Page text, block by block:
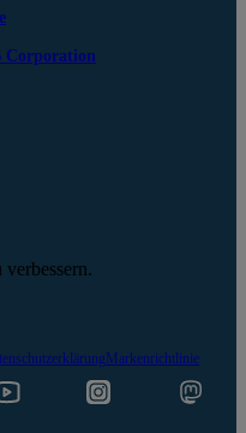
Corporation
Markenrichtlinie